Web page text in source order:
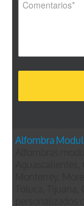
Alfombra